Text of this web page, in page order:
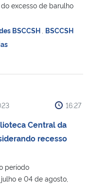
excesso de barulho
BSCCSH BSCCSH
16:27
Central da
recesso
período
e 04 de agosto,